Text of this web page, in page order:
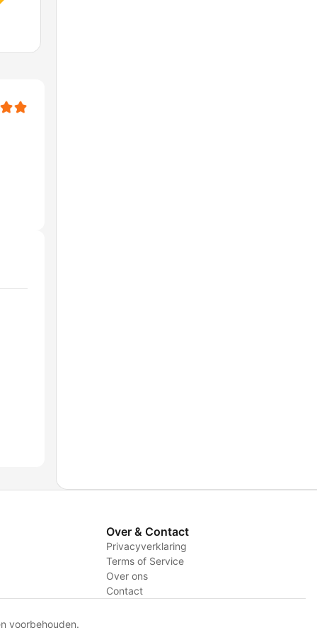
Over & Contact
Privacyverklaring
Terms of Service
Over ons
Contact
voorbehouden.